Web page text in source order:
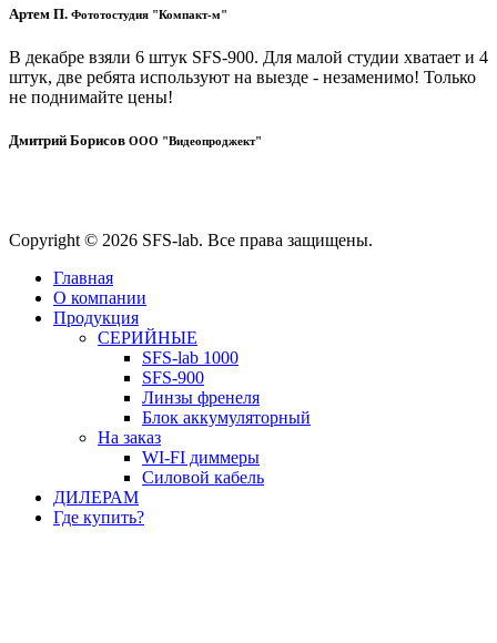
Артем П. Фототостудия "Компакт-м"
В декабре взяли 6 штук SFS-900. Для малой студии хватает и 4
штук, две ребята используют на выезде - незаменимо! Только
не поднимайте цены!
Дмитрий Борисов ООО "Видеопроджект"
Copyright © 2026 SFS-lab. Все права защищены.
Главная
О компании
Продукция
СЕРИЙНЫЕ
SFS-lab 1000
SFS-900
Линзы френеля
Блок аккумуляторный
На заказ
WI-FI диммеры
Силовой кабель
ДИЛЕРАМ
Где купить?